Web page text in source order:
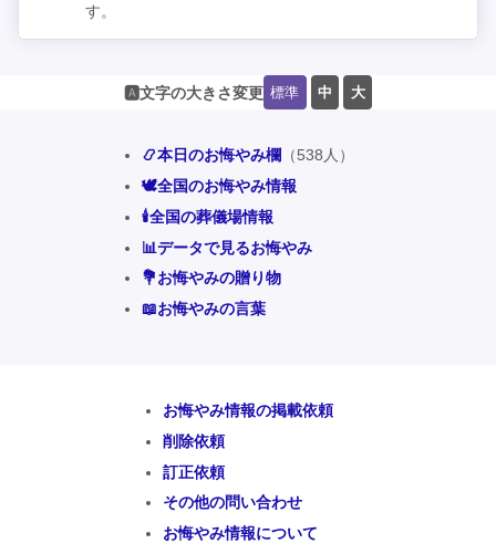
す。
🅰️文字の大きさ変更 標準 中 大
📿本日のお悔やみ欄 （538人）
🕊️全国のお悔やみ情報
🕯️全国の葬儀場情報
📊データで見るお悔やみ
💐お悔やみの贈り物
📖お悔やみの言葉
お悔やみ情報の掲載依頼
削除依頼
訂正依頼
その他の問い合わせ
お悔やみ情報について